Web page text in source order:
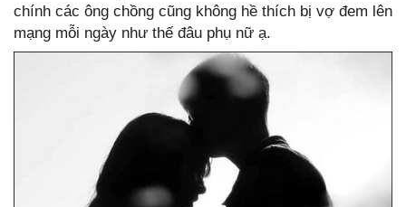
chính các ông chồng cũng không hề thích bị vợ đem lên
mạng mỗi ngày như thế đâu phụ nữ ạ.